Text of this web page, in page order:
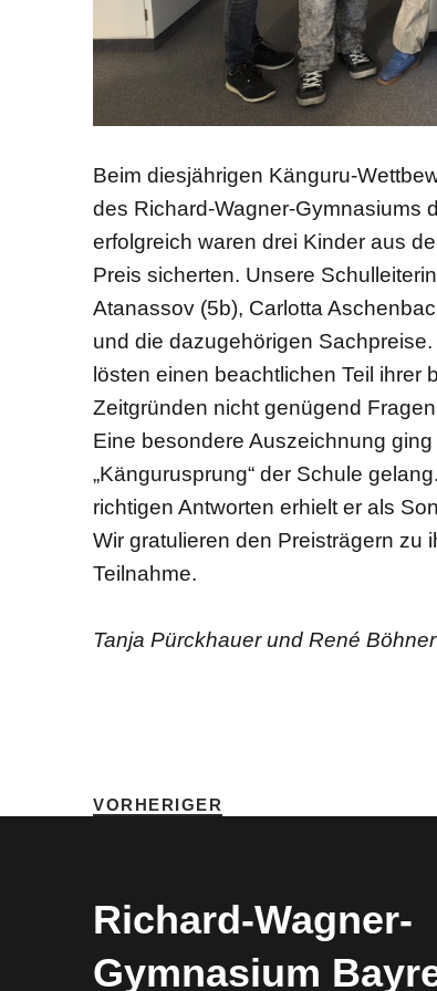
Beim diesjährigen Känguru-
des Richard-Wagner-Gymnasiums
erfolgreich waren drei Kinder aus
Preis sicherten. Unsere
Atanassov (5b), Carlotta
und die dazugehörigen
lösten einen beachtlichen Teil ihrer
Zeitgründen nicht genügend
Eine besondere Auszeichnung
„Kängurusprung“ der Schule
richtigen Antworten erhielt er als
Wir gratulieren den Preisträgern zu
Teilnahme.
Tanja Pürckhauer und René Böhner
VORHERIGER
Richard-​​Wagner-​​
Gymnasium